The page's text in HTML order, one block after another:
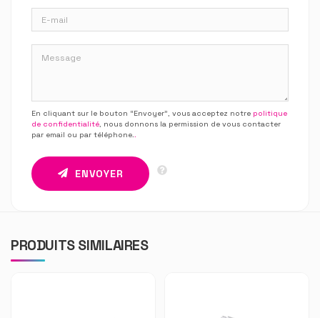
En cliquant sur le bouton “Envoyer”, vous acceptez notre politique
de confidentialité, nous donnons la permission de vous contacter
par email ou par téléphone..
ENVOYER
PRODUITS SIMILAIRES